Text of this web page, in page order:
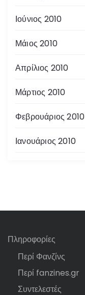
Ιούνιος 2010
Μάιος 2010
Απρίλιος 2010
Μάρτιος 2010
Φεβρουάριος 2010
Ιανουάριος 2010
Πληροφορίες
Περί Φανζίνς
Περί fanzines.gr
Συντελεστές